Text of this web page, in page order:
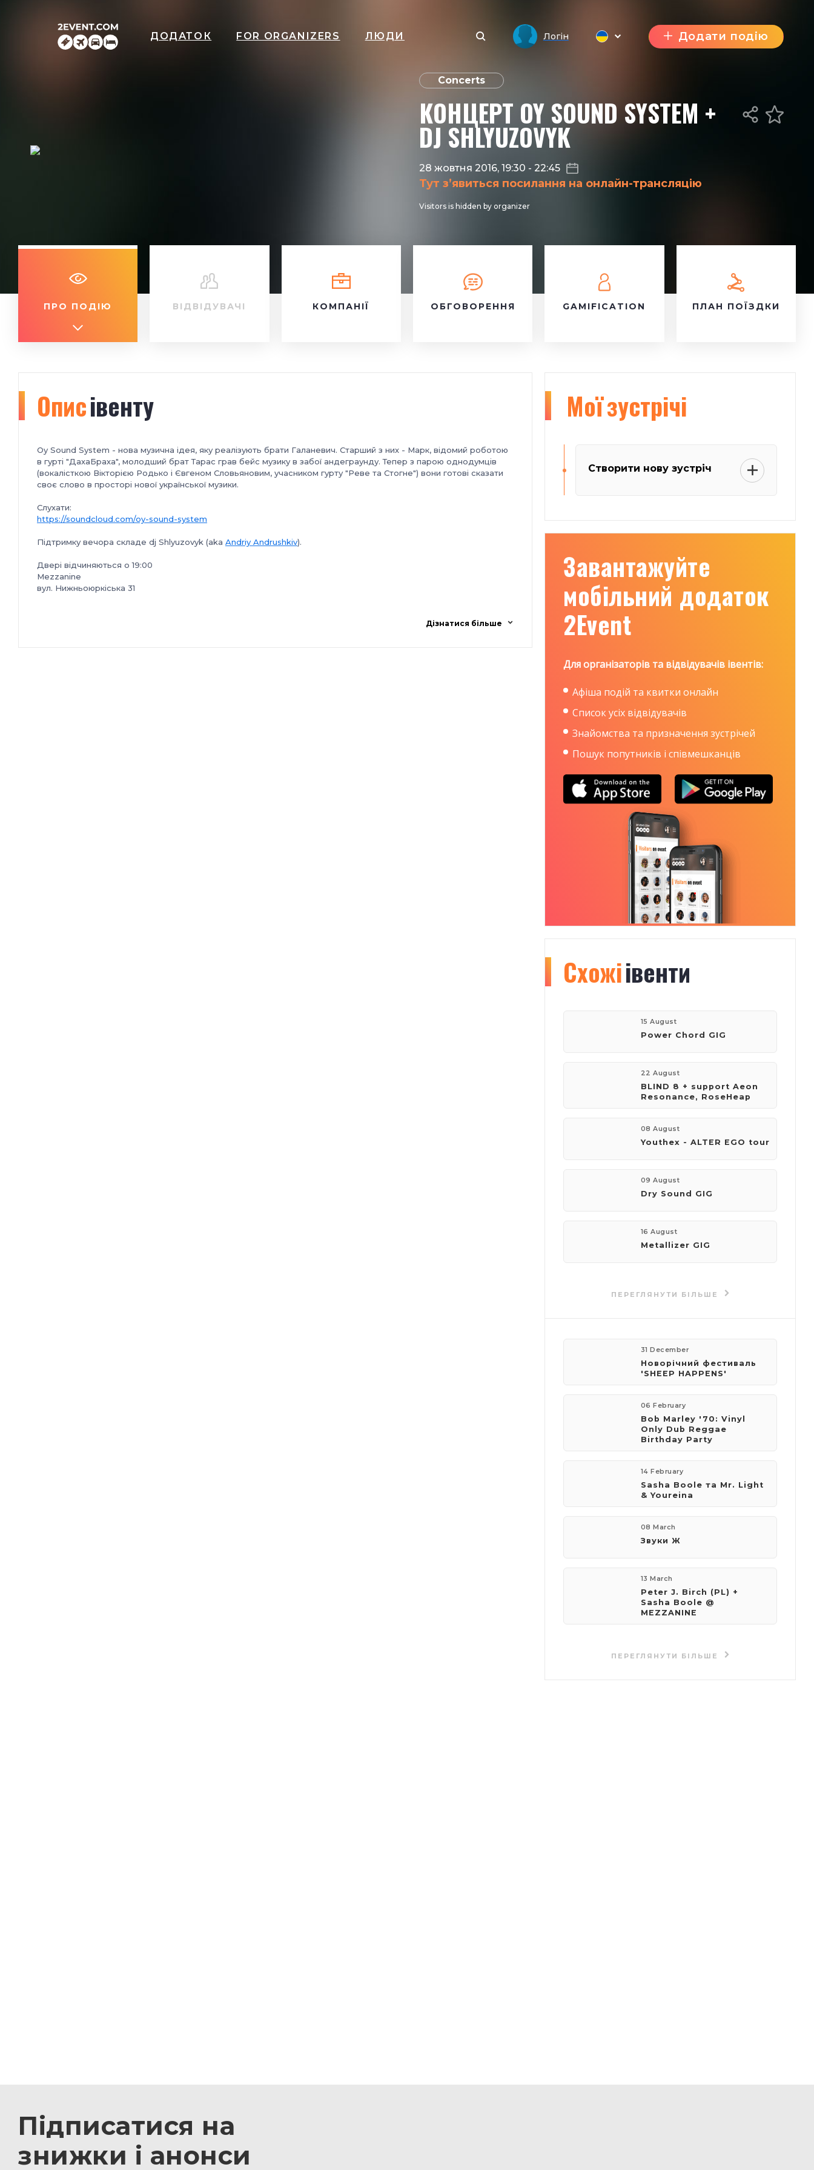
ДОДАТОК FOR ORGANIZERS ЛЮДИ Логін Додати подію
Concerts
КОНЦЕРТ OY SOUND SYSTEM +
DJ SHLYUZOVYK
28 жовтня 2016, 19:30 - 22:45
Тут з’явиться посилання на онлайн-трансляцію
Visitors is hidden by organizer
ПРО ПОДІЮ ВІДВІДУВАЧІ КОМПАНІЇ ОБГОВОРЕННЯ GAMIFICATION ПЛАН ПОЇЗДКИ
Описівенту
Oy Sound System - нова музична ідея, яку реалізують брати Галаневич. Старший з них - Марк, відомий роботою
в гурті "ДахаБраха", молодший брат Тарас грав бейс музику в забої андеграунду. Тепер з парою однодумців
(вокалісткою Вікторією Родько і Євгеном Словьяновим, учасником гурту "Реве та Стогне") вони готові сказати
своє слово в просторі нової української музики.
Слухати:
https://soundcloud.com/oy-sound-system
Підтримку вечора складе dj Shlyuzovyk (aka Andriy Andrushkiv).
Двері відчиняються о 19:00
Mezzanine
вул. Нижньоюркіська 31
Дізнатися більше
Моїзустрічі
Створити нову зустріч
Завантажуйте
мобільний додаток
2Event
Для організаторів та відвідувачів івентів:
Афіша подій та квитки онлайн
Список усіх відвідувачів
Знайомства та призначення зустрічей
Пошук попутників і співмешканців
Organizerinfo
154
компанія:
телефон:
пошта:
Подіїорганізатора
31 December
Новорічний фестиваль
'SHEEP HAPPENS'
06 February
Bob Marley '70: Vinyl
Only Dub Reggae
Birthday Party
14 February
​Sasha Boole та Mr. Light
& Youreina
08 March
Звуки Ж
13 March
Peter J. Birch (PL) +
Sasha Boole @
MEZZANINE
ПЕРЕГЛЯНУТИ БІЛЬШЕ
Схожіівенти
15 August
Power Chord GIG
22 August
BLIND 8 + support Aeon
Resonance, RoseHeap
08 August
Youthex - ALTER EGO tour
09 August
Dry Sound GIG
16 August
Metallizer GIG
ПЕРЕГЛЯНУТИ БІЛЬШЕ
Підписатися на
знижки і анонси